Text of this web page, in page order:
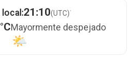
local:21:10(UTC)·
Mayormente despejado